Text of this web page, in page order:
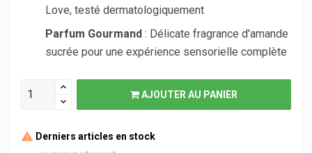
Love, testé dermatologiquement
Parfum Gourmand : Délicate fragrance d'amande
sucrée pour une expérience sensorielle complète
AJOUTER AU PANIER
Derniers articles en stock